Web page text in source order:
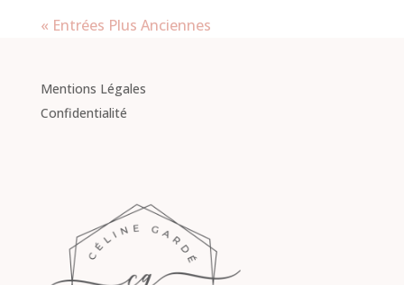
« Entrées Plus Anciennes
Mentions Légales
Confidentialité